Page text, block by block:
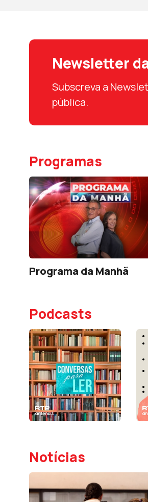
Newsletter
Subscreva a
pública.
Programas
Programa da Manhã
Podcasts
Notícias